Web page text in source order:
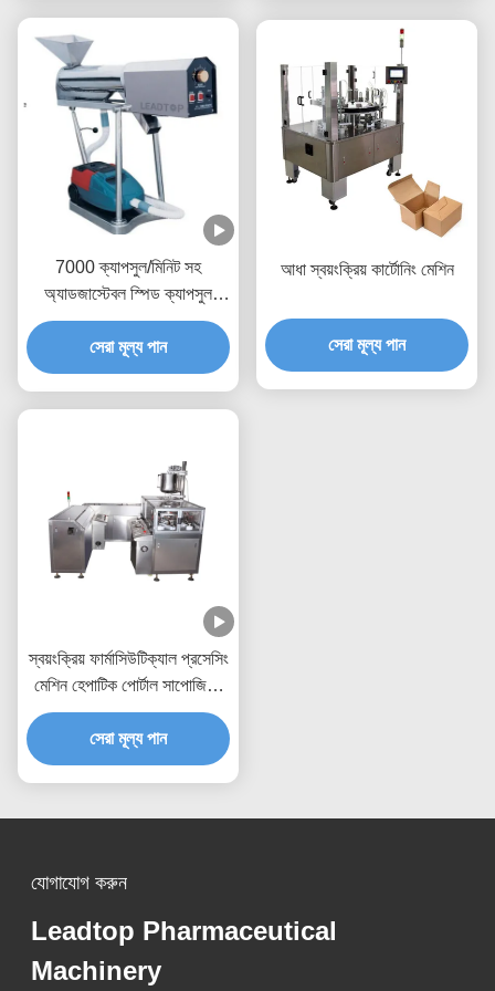
7000 ক্যাপসুল/মিনিট সহ
অ্যাডজাস্টেবল স্পিড ক্যাপসুল
পলিশার ফার্মাসিউটিক্যাল সরঞ্জাম
সেরা মূল্য পান
আধা স্বয়ংক্রিয় কার্টোনিং মেশিন
সেরা মূল্য পান
স্বয়ংক্রিয় ফার্মাসিউটিক্যাল প্রসেসিং
মেশিন হেপাটিক পোর্টাল সাপোজিটরি
প্যাকিং
সেরা মূল্য পান
যোগাযোগ করুন
Leadtop Pharmaceutical
Machinery